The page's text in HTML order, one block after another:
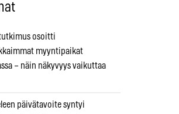
osoitti
myyntipaikat
– näin näkyvyys vaikuttaa
päivätavoite syntyi